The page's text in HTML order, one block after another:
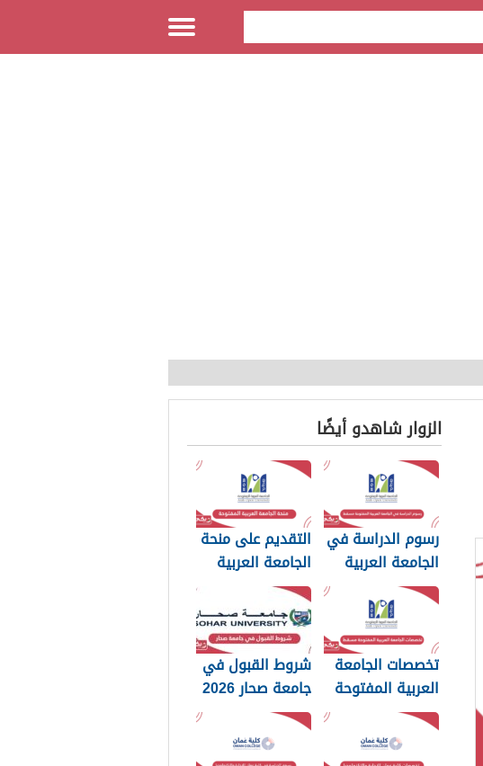
الزوار شاهدو أيضًا
رسوم الدراسة في
الجامعة العربية
المفتوحة مسقط
2026
التقديم على منحة
الجامعة العربية
المفتوحة سلطنة
عمان 2026
تخصصات الجامعة
العربية المفتوحة
مسقط 2026
شروط القبول في
جامعة صحار 2026